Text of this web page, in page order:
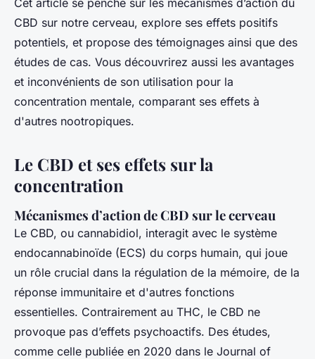
CBD sur notre cerveau, explore ses effets positifs
potentiels, et propose des témoignages ainsi que des
études de cas. Vous découvrirez aussi les avantages
et inconvénients de son utilisation pour la
concentration mentale, comparant ses effets à
d'autres nootropiques.
Le CBD et ses effets sur la
concentration
Mécanismes d’action de CBD sur le cerveau
Le CBD, ou cannabidiol, interagit avec le système
endocannabinoïde (ECS) du corps humain, qui joue
un rôle crucial dans la régulation de la mémoire, de la
réponse immunitaire et d'autres fonctions
essentielles. Contrairement au THC, le CBD ne
provoque pas d’effets psychoactifs. Des études,
comme celle publiée en 2020 dans le Journal of